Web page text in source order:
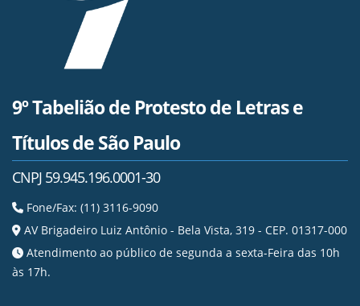
9º Tabelião de Protesto de Letras e
Títulos de São Paulo
CNPJ 59.945.196.0001-30
Fone/Fax: (11) 3116-9090
AV Brigadeiro Luiz Antônio - Bela Vista, 319 - CEP. 01317-000
Atendimento ao público de segunda a sexta-Feira das 10h
às 17h.